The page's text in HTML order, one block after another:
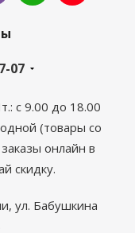
07
с 9.00 до 18.00
(товары со
онлайн в
скидку.
ул. Бабушкина